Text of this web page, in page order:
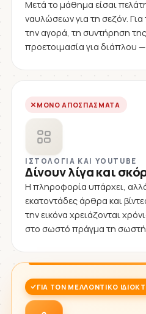
Μετά το μάθημα είσαι
ναυλώσεων για τη σεζόν.
την αγορά, τη συντήρηση
προετοιμασία για διάπλου —
ΜΌΝΟ ΑΠΟΣΠΆΣΜΑΤΑ
ΙΣΤΟΛΌΓΙΑ ΚΑΙ YOUTUBE
Δίνουν λίγα και
Η πληροφορία υπάρχει,
εκατοντάδες άρθρα και
την εικόνα χρειάζονται
στο σωστό πράγμα τη σωστή
ΓΙΑ ΤΟΝ ΜΕΛΛΟΝΤΙΚΌ